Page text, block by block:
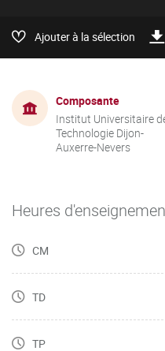
Ajouter à la sélection
Composante
Institut Universitaire
Technologie Dijon-
Auxerre-Nevers
Heures
CM
TD
TP